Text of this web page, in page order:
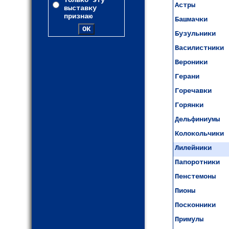
выставку
признаю
Астры
Башмачки
Бузульники
Василистники
Вероники
Герани
Горечавки
Горянки
Дельфиниумы
Колокольчики
Лилейники
Папоротники
Пенстемоны
Пионы
Посконники
Примулы